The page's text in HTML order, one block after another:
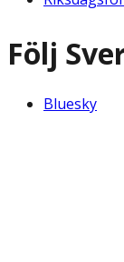
Följ
Bluesky